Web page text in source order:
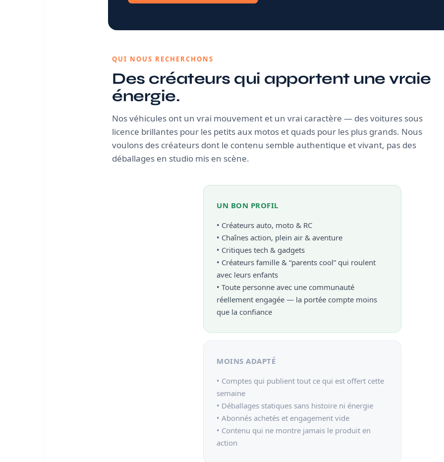
QUI NOUS RECHERCHONS
Des créateurs qui apportent une vraie
énergie.
Nos véhicules ont un vrai mouvement et un vrai caractère — des voitures sous
licence brillantes pour les petits aux motos et quads pour les plus grands. Nous
voulons des créateurs dont le contenu semble authentique et vivant, pas des
déballages en studio mis en scène.
UN BON PROFIL
• Créateurs auto, moto & RC
• Chaînes action, plein air & aventure
• Critiques tech & gadgets
• Créateurs famille & “parents cool” qui roulent
avec leurs enfants
• Toute personne avec une communauté
réellement engagée — la portée compte moins
que la confiance
MOINS ADAPTÉ
• Comptes qui publient tout ce qui est offert cette
semaine
• Déballages statiques sans histoire ni énergie
• Abonnés achetés et engagement vide
• Contenu qui ne montre jamais le produit en
action